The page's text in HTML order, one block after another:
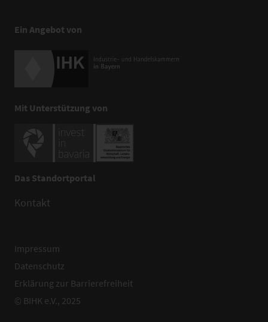
Ein Angebot von
Mit Unterstützung von
Das Standortportal
Kontakt
Impressum
Datenschutz
Erklärung zur Barrierefreiheit
© BIHK e.V., 2025